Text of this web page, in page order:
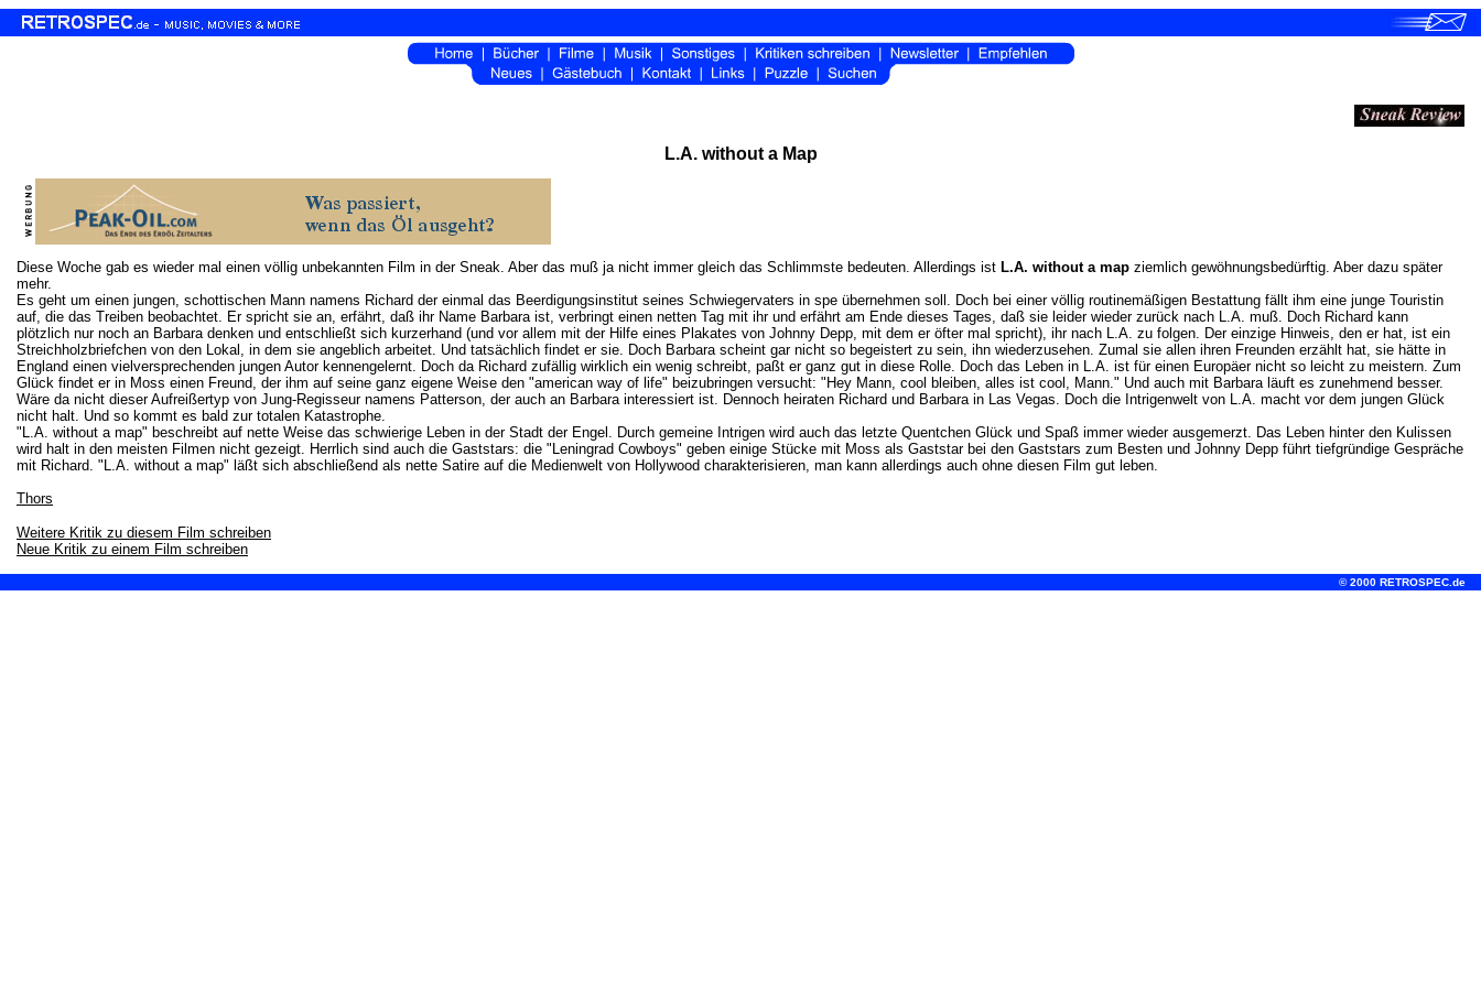
L.A. without a Map
Diese Woche gab es wieder mal einen völlig unbekannten Film in der Sneak. Aber das muß ja nicht immer gleich das Schlimmste bedeuten. Allerdings ist L.A. without a map ziemlich gewöhnungsbedürftig. Aber dazu später
mehr.
Es geht um einen jungen, schottischen Mann namens Richard der einmal das Beerdigungsinstitut seines Schwiegervaters in spe übernehmen soll. Doch bei einer völlig routinemäßigen Bestattung fällt ihm eine junge Touristin
auf, die das Treiben beobachtet. Er spricht sie an, erfährt, daß ihr Name Barbara ist, verbringt einen netten Tag mit ihr und erfährt am Ende dieses Tages, daß sie leider wieder zurück nach L.A. muß. Doch Richard kann
plötzlich nur noch an Barbara denken und entschließt sich kurzerhand (und vor allem mit der Hilfe eines Plakates von Johnny Depp, mit dem er öfter mal spricht), ihr nach L.A. zu folgen. Der einzige Hinweis, den er hat, ist ein
Streichholzbriefchen von den Lokal, in dem sie angeblich arbeitet. Und tatsächlich findet er sie. Doch Barbara scheint gar nicht so begeistert zu sein, ihn wiederzusehen. Zumal sie allen ihren Freunden erzählt hat, sie hätte in
England einen vielversprechenden jungen Autor kennengelernt. Doch da Richard zufällig wirklich ein wenig schreibt, paßt er ganz gut in diese Rolle. Doch das Leben in L.A. ist für einen Europäer nicht so leicht zu meistern. Zum
Glück findet er in Moss einen Freund, der ihm auf seine ganz eigene Weise den "american way of life" beizubringen versucht: "Hey Mann, cool bleiben, alles ist cool, Mann." Und auch mit Barbara läuft es zunehmend besser.
Wäre da nicht dieser Aufreißertyp von Jung-Regisseur namens Patterson, der auch an Barbara interessiert ist. Dennoch heiraten Richard und Barbara in Las Vegas. Doch die Intrigenwelt von L.A. macht vor dem jungen Glück
nicht halt. Und so kommt es bald zur totalen Katastrophe.
"L.A. without a map" beschreibt auf nette Weise das schwierige Leben in der Stadt der Engel. Durch gemeine Intrigen wird auch das letzte Quentchen Glück und Spaß immer wieder ausgemerzt. Das Leben hinter den Kulissen
wird halt in den meisten Filmen nicht gezeigt. Herrlich sind auch die Gaststars: die "Leningrad Cowboys" geben einige Stücke mit Moss als Gaststar bei den Gaststars zum Besten und Johnny Depp führt tiefgründige Gespräche
mit Richard. "L.A. without a map" läßt sich abschließend als nette Satire auf die Medienwelt von Hollywood charakterisieren, man kann allerdings auch ohne diesen Film gut leben.
Thors
Weitere Kritik zu diesem Film schreiben
Neue Kritik zu einem Film schreiben
© 2000 RETROSPEC.de